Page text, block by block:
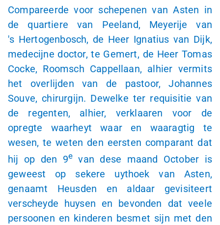
Compareerde voor schepenen van Asten in
de quartiere van Peeland, Meyerije van
's Hertogenbosch, de Heer Ignatius van Dijk,
medecijne doctor, te Gemert, de Heer Tomas
Cocke, Roomsch Cappellaan, alhier vermits
het overlijden van de pastoor, Johannes
Souve, chirurgijn. Dewelke ter requisitie van
de regenten, alhier, verklaaren voor de
opregte waarheyt waar en waaragtig te
wesen, te weten den eersten comparant dat
hij op den 9e van dese maand October is
geweest op sekere uythoek van Asten,
genaamt Heusden en aldaar gevisiteert
verscheyde huysen en bevonden dat veele
persoonen en kinderen besmet sijn met den